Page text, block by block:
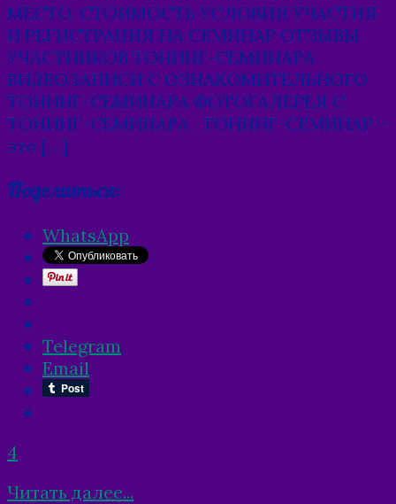
МЕСТО, СТОИМОСТЬ УСЛОВИЯ УЧАСТИЯ
И РЕГИСТРАЦИЯ НА СЕМИНАР ОТЗЫВЫ
УЧАСТНИКОВ ТОНИНГ-СЕМИНАРА
ВИДЕОЗАПИСИ С ОЗНАКОМИТЕЛЬНОГО
ТОНИНГ-СЕМИНАРА ФОТОГАЛЕРЕЯ С
ТОНИНГ-СЕМИНАРА ТОНИНГ-СЕМИНАР –
это […]
Поделиться:
WhatsApp
Telegram
Email
4
Читать далее...